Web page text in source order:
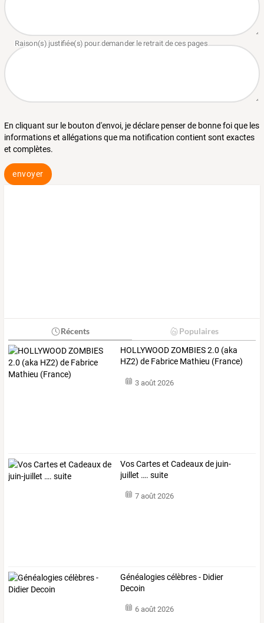
En cliquant sur le bouton d'envoi, je déclare penser de bonne foi que les
informations et allégations que ma notification contient sont exactes
et complètes.
envoyer
Récents Populaires
HOLLYWOOD ZOMBIES 2.0 (aka
HZ2) de Fabrice Mathieu (France)
3 août 2026
Vos Cartes et Cadeaux de juin-
juillet …. suite
7 août 2026
Généalogies célèbres - Didier
Decoin
6 août 2026